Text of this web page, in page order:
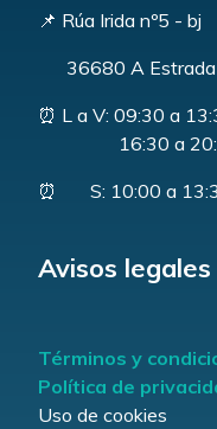
📌 Rúa Irida nº5 - bj
36680 A Estrada
⏰ L a V: 09:30 a
16:30 a
⏰ S: 10:00 a
Avisos legales
Términos y
Política de
Uso de cookies